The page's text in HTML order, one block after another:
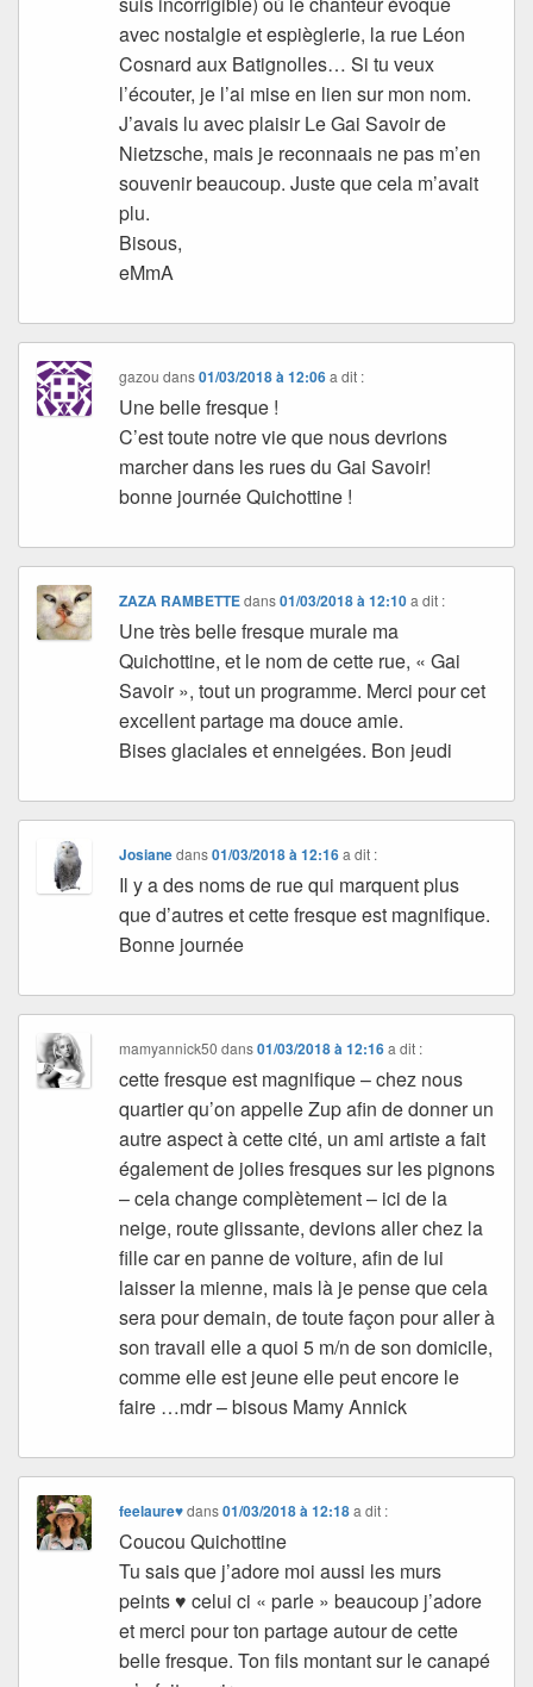
avec nostalgie et espièglerie, la rue Léon
Cosnard aux Batignolles… Si tu veux
l’écouter, je l’ai mise en lien sur mon nom.
J’avais lu avec plaisir Le Gai Savoir de
Nietzsche, mais je reconnaais ne pas m’en
souvenir beaucoup. Juste que cela m’avait
plu.
Bisous,
eMmA
gazou dans01/03/2018 à 12:06 a dit :
Une belle fresque !
C’est toute notre vie que nous devrions
marcher dans les rues du Gai Savoir!
bonne journée Quichottine !
ZAZA RAMBETTEdans01/03/2018 à 12:10 a dit :
Une très belle fresque murale ma
Quichottine, et le nom de cette rue, « Gai
Savoir », tout un programme. Merci pour cet
excellent partage ma douce amie.
Bises glaciales et enneigées. Bon jeudi
Josianedans01/03/2018 à 12:16 a dit :
Il y a des noms de rue qui marquent plus
que d’autres et cette fresque est magnifique.
Bonne journée
mamyannick50 dans01/03/2018 à 12:16 a dit :
cette fresque est magnifique – chez nous
quartier qu’on appelle Zup afin de donner un
autre aspect à cette cité, un ami artiste a fait
également de jolies fresques sur les pignons
– cela change complètement – ici de la
neige, route glissante, devions aller chez la
fille car en panne de voiture, afin de lui
laisser la mienne, mais là je pense que cela
sera pour demain, de toute façon pour aller à
son travail elle a quoi 5 m/n de son domicile,
comme elle est jeune elle peut encore le
faire …mdr – bisous Mamy Annick
feelaure♥dans01/03/2018 à 12:18 a dit :
Coucou Quichottine
Tu sais que j’adore moi aussi les murs
peints ♥ celui ci « parle » beaucoup j’adore
et merci pour ton partage autour de cette
belle fresque. Ton fils montant sur le canapé